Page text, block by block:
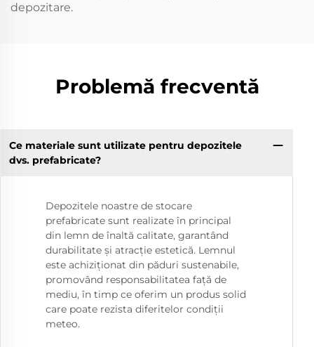
depozitare.
Problemă frecventă
Ce materiale sunt utilizate pentru depozitele
dvs. prefabricate?
Depozitele noastre de stocare
prefabricate sunt realizate în principal
din lemn de înaltă calitate, garantând
durabilitate și atracție estetică. Lemnul
este achiziționat din păduri sustenabile,
promovând responsabilitatea față de
mediu, în timp ce oferim un produs solid
care poate rezista diferitelor condiții
meteo.